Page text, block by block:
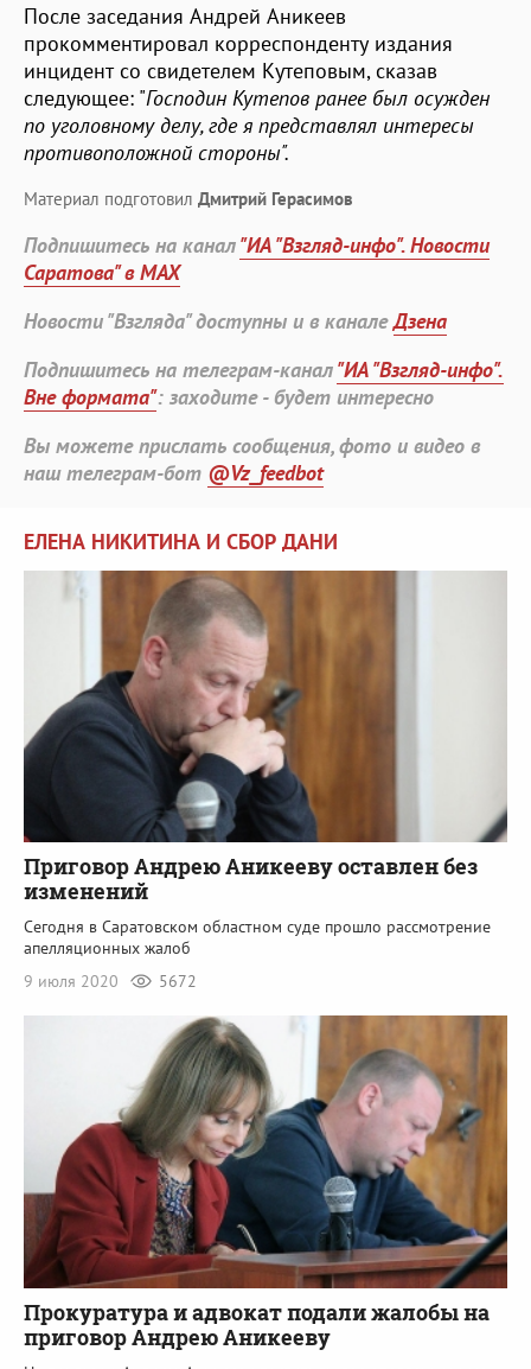
После заседания Андрей Аникеев
прокомментировал корреспонденту издания
инцидент со свидетелем Кутеповым, сказав
следующее: "Господин Кутепов ранее был осужден
по уголовному делу, где я представлял интересы
противоположной стороны".
Материал подготовил Дмитрий Герасимов
Подпишитесь на канал"ИА "Взгляд-инфо". Новости
Саратова" в MAX
Новости "Взгляда" доступны и в каналеДзена
Подпишитесь на телеграм-канал"ИА "Взгляд-инфо".
Вне формата": заходите - будет интересно
Вы можете прислать сообщения, фото и видео в
наш телеграм-бот @Vz_feedbot
ЕЛЕНА НИКИТИНА И СБОР ДАНИ
Приговор Андрею Аникееву оставлен без
изменений
Сегодня в Саратовском областном суде прошло рассмотрение
апелляционных жалоб
9 июля 2020
5672
Прокуратура и адвокат подали жалобы на
приговор Андрею Аникееву